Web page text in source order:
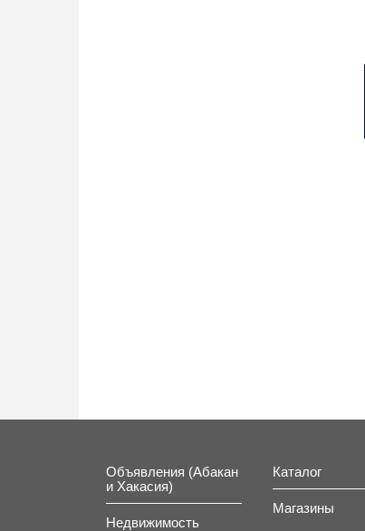
Объявления (Абакан
и Хакасия)
Недвижимость
Каталог
Магазины